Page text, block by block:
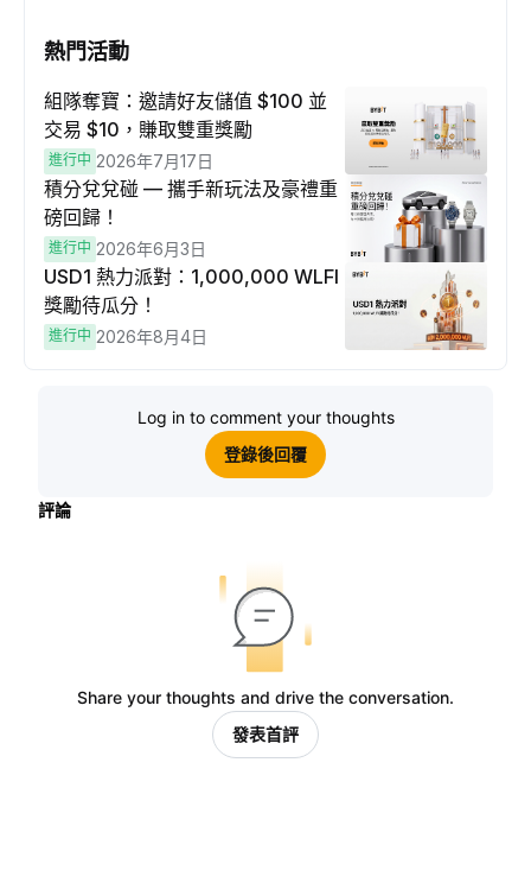
熱門活動
組隊奪寶：邀請好友儲值 $100 並
交易 $10，賺取雙重獎勵
進行中 2026年7月17日
積分兌兌碰 — 攜手新玩法及豪禮重
磅回歸！
進行中 2026年6月3日
USD1 熱力派對：1,000,000 WLFI
獎勵待瓜分！
進行中 2026年8月4日
Log in to comment your thoughts
登錄後回覆
評論
Share your thoughts and drive the conversation.
發表首評